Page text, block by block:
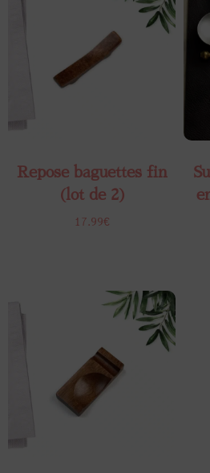
Repose baguettes fin
(lot de 2)
17.99€